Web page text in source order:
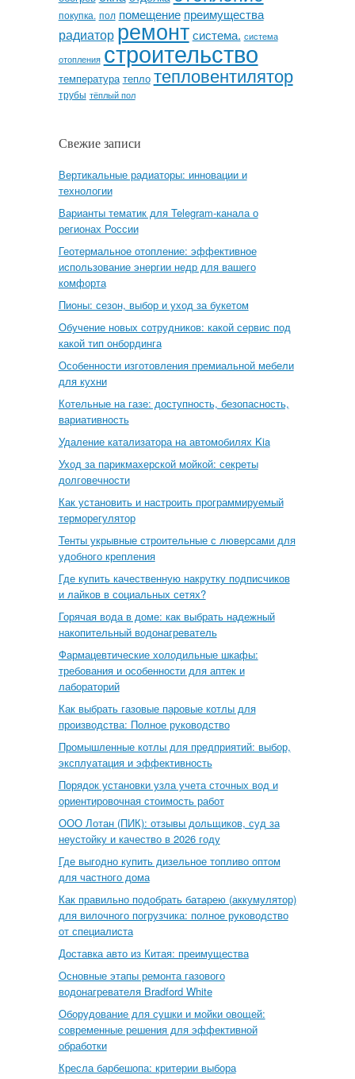
покупка. пол помещение преимущества
радиатор ремонт система. система
отопления строительство
температура тепло тепловентилятор
трубы тёплый пол
Свежие записи
Вертикальные радиаторы: инновации и
технологии
Варианты тематик для Telegram-канала о
регионах России
Геотермальное отопление: эффективное
использование энергии недр для вашего
комфорта
Пионы: сезон, выбор и уход за букетом
Обучение новых сотрудников: какой сервис под
какой тип онбординга
Особенности изготовления премиальной мебели
для кухни
Котельные на газе: доступность, безопасность,
вариативность
Удаление катализатора на автомобилях Kia
Уход за парикмахерской мойкой: секреты
долговечности
Как установить и настроить программируемый
терморегулятор
Тенты укрывные строительные с люверсами для
удобного крепления
Где купить качественную накрутку подписчиков
и лайков в социальных сетях?
Горячая вода в доме: как выбрать надежный
накопительный водонагреватель
Фармацевтические холодильные шкафы:
требования и особенности для аптек и
лабораторий
Как выбрать газовые паровые котлы для
производства: Полное руководство
Промышленные котлы для предприятий: выбор,
эксплуатация и эффективность
Порядок установки узла учета сточных вод и
ориентировочная стоимость работ
ООО Лотан (ПИК): отзывы дольщиков, суд за
неустойку и качество в 2026 году
Где выгодно купить дизельное топливо оптом
для частного дома
Как правильно подобрать батарею (аккумулятор)
для вилочного погрузчика: полное руководство
от специалиста
Доставка авто из Китая: преимущества
Основные этапы ремонта газового
водонагревателя Bradford White
Оборудование для сушки и мойки овощей:
современные решения для эффективной
обработки
Кресла барбешопа: критерии выбора